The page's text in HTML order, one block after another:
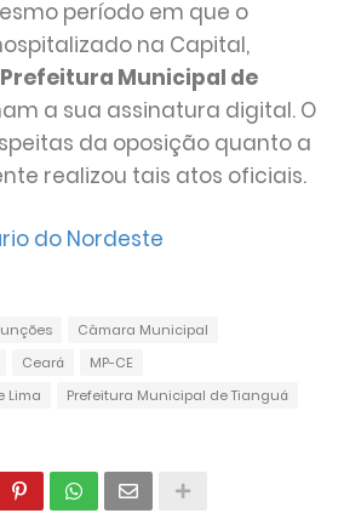
período em que o
na Capital,
Prefeitura Municipal de
a sua assinatura digital. O
da oposição quanto a
realizou tais atos oficiais.
do Nordeste
Câmara Municipal
Ceará
MP-CE
Lima
Prefeitura Municipal de Tianguá